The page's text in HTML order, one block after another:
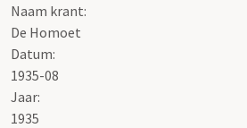
Naam krant:
De Homoet
Datum:
1935-08
Jaar:
1935